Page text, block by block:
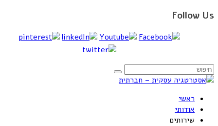
Follow Us
ראשי
אודותי
שירותים